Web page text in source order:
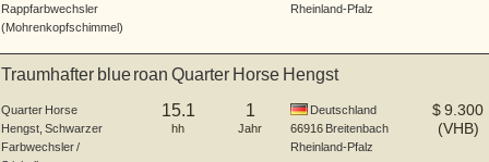
Rappfarbwechsler
(Mohrenkopfschimmel)
Rheinland-Pfalz
Traumhafter blue roan Quarter Horse Hengst
Quarter Horse
Hengst Schwarzer
Farbwechsler /
15.1
hh
1
Jahr
Deutschland
66916 Breitenbach
Rheinland-Pfalz
$9.300
(VHB)